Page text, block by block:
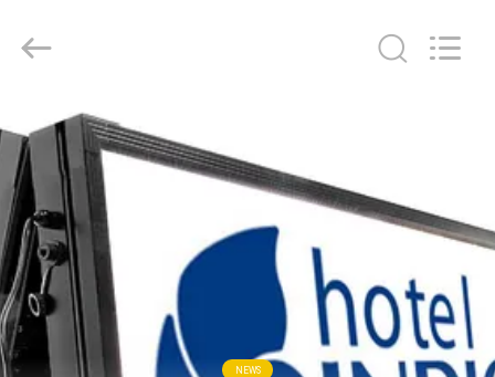
집
제
품
VR
쇼
2026
All
Rights
Reserved.
NEWS